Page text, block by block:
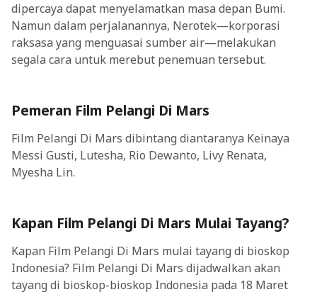
dipercaya dapat menyelamatkan masa depan Bumi.
Namun dalam perjalanannya, Nerotek—korporasi
raksasa yang menguasai sumber air—melakukan
segala cara untuk merebut penemuan tersebut.
Pemeran Film Pelangi Di Mars
Film Pelangi Di Mars dibintang diantaranya Keinaya
Messi Gusti, Lutesha, Rio Dewanto, Livy Renata,
Myesha Lin.
Kapan Film Pelangi Di Mars Mulai Tayang?
Kapan Film Pelangi Di Mars mulai tayang di bioskop
Indonesia? Film Pelangi Di Mars dijadwalkan akan
tayang di bioskop-bioskop Indonesia pada 18 Maret